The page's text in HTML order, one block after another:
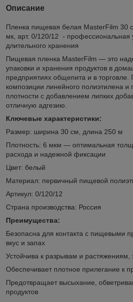
Описание
Пленка пищевая белая MasterFilm 30
мк, арт. 0/120/12 - профессиональная
длительного хранения
Пищевая пленка MasterFilm — это
упаковки и хранения продуктов в
предприятиях общепита и в торговле.
композиции линейного полиэтилена и
плотности с добавлением липких
отличную адгезию.
Ключевые характеристики:
Размер: ширина 30 см, длина 250 м
Плотность: 6 мкм — оптимальная
расхода и надежной фиксации
Цвет: белый
Материал: первичный пищевой
Артикул: 0/120/12
Страна производства: Россия
Преимущества:
Безопасна для контакта с пищевыми
вкус и запах
Устойчива к разрывам и растяжениям,
Обеспечивает плотное прилегание к
Предотвращает высыхание,
продуктов